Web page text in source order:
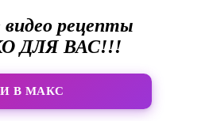
рецепты
ДЛЯ ВАС!!!
В МАКС